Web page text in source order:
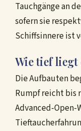
Tauchgänge an
sofern sie
Schiffsinnere ist
Wie tief liegt
Die Aufbauten
Rumpf reicht bis
Advanced-